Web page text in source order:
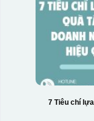
7 Tiêu chí